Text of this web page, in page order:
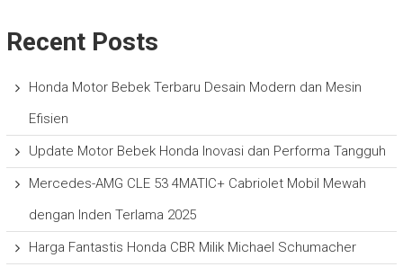
Recent Posts
Honda Motor Bebek Terbaru Desain Modern dan Mesin
Efisien
Update Motor Bebek Honda Inovasi dan Performa Tangguh
Mercedes-AMG CLE 53 4MATIC+ Cabriolet Mobil Mewah
dengan Inden Terlama 2025
Harga Fantastis Honda CBR Milik Michael Schumacher